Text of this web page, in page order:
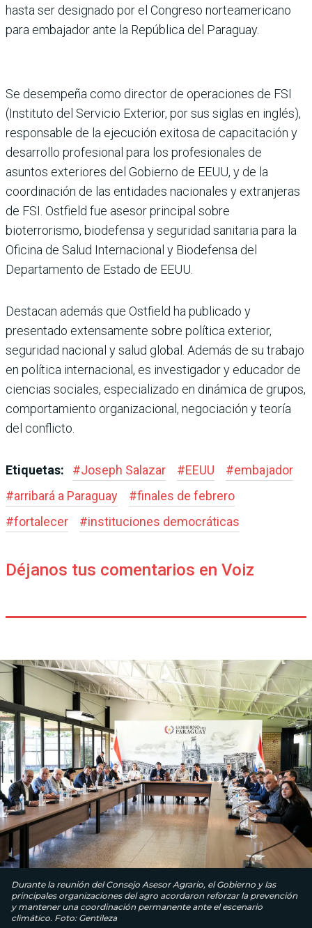
hasta ser designado por el Congreso norteamericano
para embajador ante la República del Paraguay.
Se desempeña como director de operaciones de FSI
(Instituto del Servicio Exterior, por sus siglas en inglés),
responsable de la ejecución exitosa de capacitación y
desarrollo profesional para los profesionales de
asuntos exteriores del Gobierno de EEUU, y de la
coordinación de las entidades nacionales y extranjeras
de FSI. Ostfield fue asesor principal sobre
bioterrorismo, biodefensa y seguridad sanitaria para la
Oficina de Salud Internacional y Biodefensa del
Departamento de Estado de EEUU.
Destacan además que Ostfield ha publicado y
presentado extensamente sobre política exterior,
seguridad nacional y salud global. Además de su trabajo
en política internacional, es investigador y educador de
ciencias sociales, especializado en dinámica de grupos,
comportamiento organizacional, negociación y teoría
del conflicto.
Etiquetas: #Joseph Salazar #EEUU #embajador
#arribará a Paraguay #finales de febrero
#fortalecer #instituciones democráticas
Déjanos tus comentarios en Voiz
Durante la reunión del Consejo Asesor Agrario, el Gobierno y las
principales organizaciones del agro acordaron reforzar la prevención
y mantener una coordinación permanente ante el escenario
climático. Foto: Gentileza